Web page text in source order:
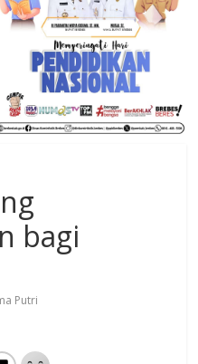
bagi
Putri